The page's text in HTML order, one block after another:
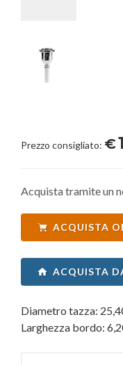
Prezzo consigliato: €
Acquista tramite un
ACQUISTA
ACQUISTA
Diametro tazza:
Larghezza bordo: